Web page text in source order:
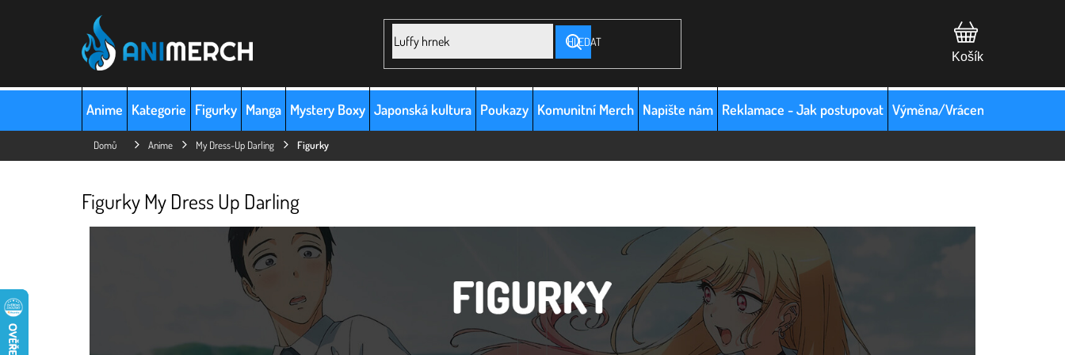
HLEDAT
Anime Kategorie Figurky Manga Mystery Boxy Japonská kultura Poukazy Komunitní Merch Napište nám Reklamace - Jak postupovat Výměna/Vrácení zboží
Domů Anime My Dress-Up Darling Figurky
Figurky My Dress Up Darling